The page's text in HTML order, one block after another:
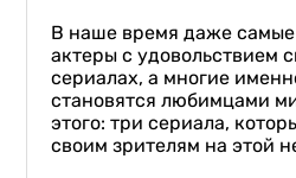
В наше время даже
актеры с удовольствием
сериалах, а многие
становятся любимцами
этого: три сериала,
своим зрителям на этой